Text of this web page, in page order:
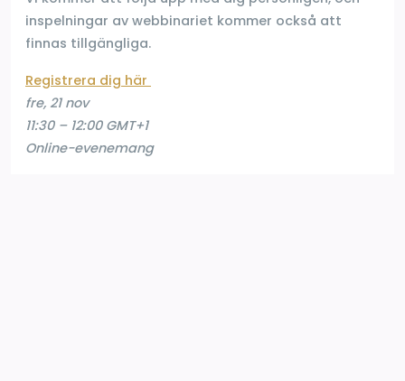
inspelningar av webbinariet kommer också att
finnas tillgängliga.
Registrera dig här
fre, 21 nov
11:30 – 12:00 GMT+1
Online-evenemang